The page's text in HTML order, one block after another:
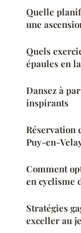
Quelle
une
Quels
épaules en
Dansez à
inspirants
Réservation
Puy-en-
Comment
en cyclisme
Stratégies
exceller au